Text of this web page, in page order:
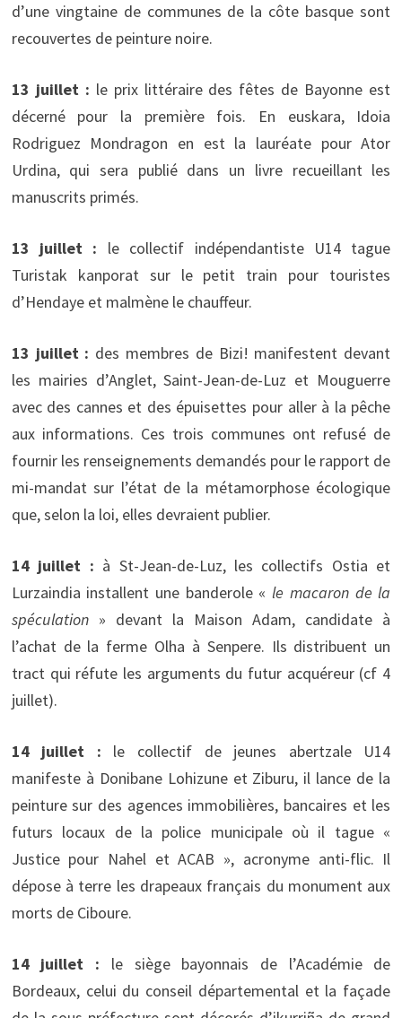
d’une vingtaine de communes de la côte basque sont
recouvertes de peinture noire.
13 juillet : le prix littéraire des fêtes de Bayonne est
décerné pour la première fois. En euskara, Idoia
Rodriguez Mondragon en est la lauréate pour Ator
Urdina, qui sera publié dans un livre recueillant les
manuscrits primés.
13 juillet : le collectif indépendantiste U14 tague
Turistak kanporat sur le petit train pour touristes
d’Hendaye et malmène le chauffeur.
13 juillet : des membres de Bizi! manifestent devant
les mairies d’Anglet, Saint-Jean-de-Luz et Mouguerre
avec des cannes et des épuisettes pour aller à la pêche
aux informations. Ces trois communes ont refusé de
fournir les renseignements demandés pour le rapport de
mi-mandat sur l’état de la métamorphose écologique
que, selon la loi, elles devraient publier.
14 juillet : à St-Jean-de-Luz, les collectifs Ostia et
Lurzaindia installent une banderole «le macaron de la
spéculation» devant la Maison Adam, candidate à
l’achat de la ferme Olha à Senpere. Ils distribuent un
tract qui réfute les arguments du futur acquéreur (cf 4
juillet).
14 juillet : le collectif de jeunes abertzale U14
manifeste à Donibane Lohizune et Ziburu, il lance de la
peinture sur des agences immobilières, bancaires et les
futurs locaux de la police municipale où il tague «
Justice pour Nahel et ACAB », acronyme anti-flic. Il
dépose à terre les drapeaux français du monument aux
morts de Ciboure.
14 juillet : le siège bayonnais de l’Académie de
Bordeaux, celui du conseil départemental et la façade